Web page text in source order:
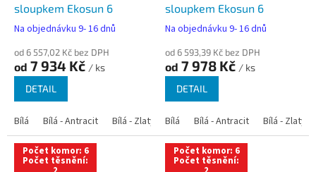
sloupkem Ekosun 6
Na objednávku 9- 16 dnů
od 6 557,02 Kč bez DPH
od 7 934 Kč / ks
DETAIL
Bílá Bílá - Antracit Bílá - Zlatý dub Bílá - Tmavý dub Bílá -
sloupkem Ekosun 6
Na objednávku 9- 16 dnů
od 6 593,39 Kč bez DPH
od 7 978 Kč / ks
DETAIL
Bílá Bílá - Antracit Bílá - Zlatý
Počet komor: 6
Počet těsnění:
Počet komor: 6
Počet těsnění: